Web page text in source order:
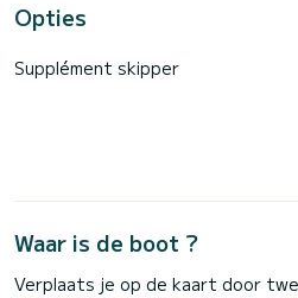
Opties
Supplément skipper
Waar is de boot ?
Verplaats je op de kaart door